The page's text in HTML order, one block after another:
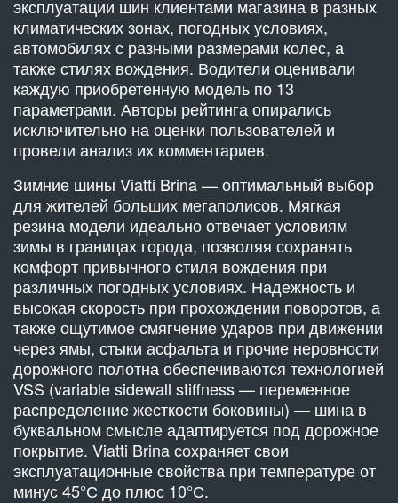
эксплуатации шин клиентами магазина в разных
климатических зонах, погодных условиях,
автомобилях с разными размерами колес, а
также стилях вождения. Водители оценивали
каждую приобретенную модель по 13
параметрами. Авторы рейтинга опирались
исключительно на оценки пользователей и
провели анализ их комментариев.
Зимние шины Viatti Brina — оптимальный выбор
для жителей больших мегаполисов. Мягкая
резина модели идеально отвечает условиям
зимы в границах города, позволяя сохранять
комфорт привычного стиля вождения при
различных погодных условиях. Надежность и
высокая скорость при прохождении поворотов, а
также ощутимое смягчение ударов при движении
через ямы, стыки асфальта и прочие неровности
дорожного полотна обеспечиваются технологией
VSS (variable sidewall stiffness — переменное
распределение жесткости боковины) — шина в
буквальном смысле адаптируется под дорожное
покрытие. Viatti Brina сохраняет свои
эксплуатационные свойства при температуре от
минус 45°С до плюс 10°С.